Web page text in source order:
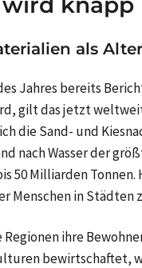
als
Jahres bereits
gilt das jetzt
die Sand- und
nach Wasser der
50 Milliarden
Menschen in Städten
Regionen ihre
bewirtschaftet,